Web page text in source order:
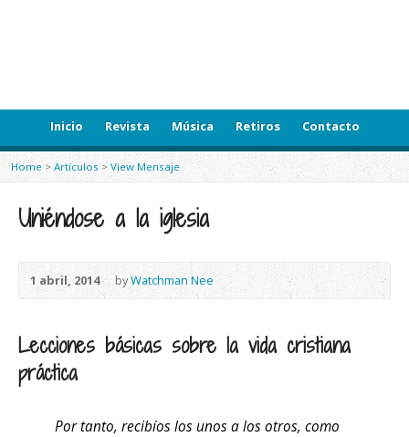
Inicio Revista Música Retiros Contacto
Home > Artículos > View Mensaje
Uniéndose a la iglesia
1 abril, 2014 byWatchman Nee
Lecciones básicas sobre la vida cristiana
práctica
Por tanto, recibíos los unos a los otros, como